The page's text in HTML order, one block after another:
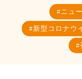
ニュ
新型コロナウ